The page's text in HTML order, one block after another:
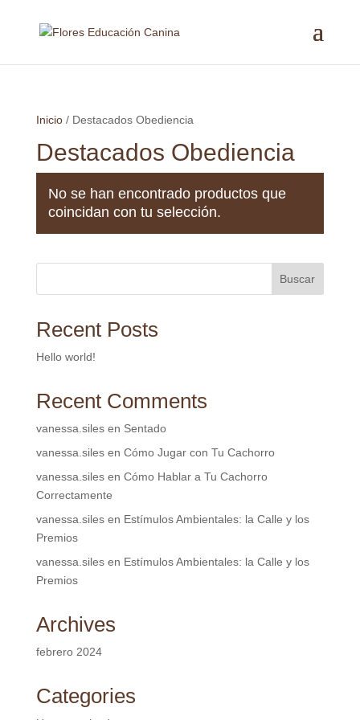
Inicio/ Destacados Obediencia
Destacados Obediencia
No se han encontrado productos que
coincidan con tu selección.
Buscar
Recent Posts
Hello world!
Recent Comments
vanessa.silesen Sentado
vanessa.silesen Cómo Jugar con Tu Cachorro
vanessa.silesen Cómo Hablar a Tu Cachorro
Correctamente
vanessa.silesen Estímulos Ambientales: la Calle y los
Premios
vanessa.silesen Estímulos Ambientales: la Calle y los
Premios
Archives
febrero 2024
Categories